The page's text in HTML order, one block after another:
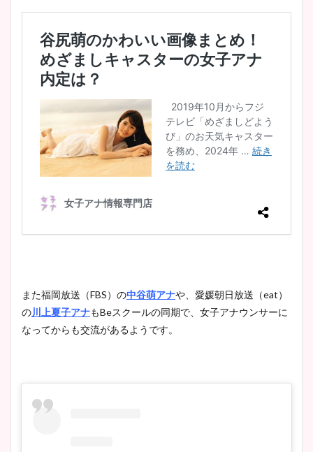
また福岡放送（FBS）の中谷萌アナや、愛媛朝日放送（eat）
の川上夏子アナもBeスクールの同期で、女子アナウンサーに
なってからも交流があるようです。